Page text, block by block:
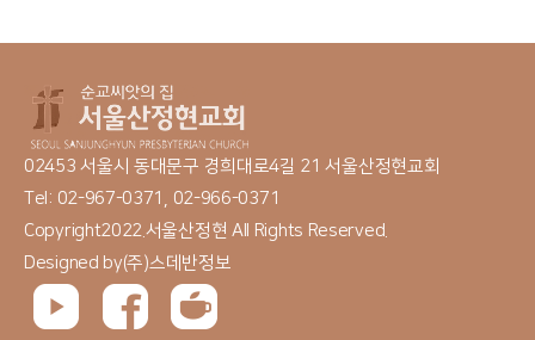
02453 서울시 동대문구 경희대로4길 21 서울산정현교회
Tel: 02-967-0371, 02-966-0371
Copyright2022.서울산정현 All Rights Reserved.
Designed by(주)스데반정보